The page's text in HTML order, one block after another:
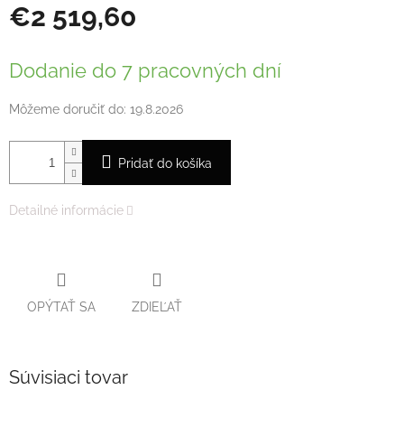
€2 519,60
cena:
Dodanie do 7 pracovných dní
Môžeme doručiť do: 19.8.2026
Pridať do košíka
Detailné informácie
OPÝTAŤ SA ZDIEĽAŤ
Súvisiaci tovar